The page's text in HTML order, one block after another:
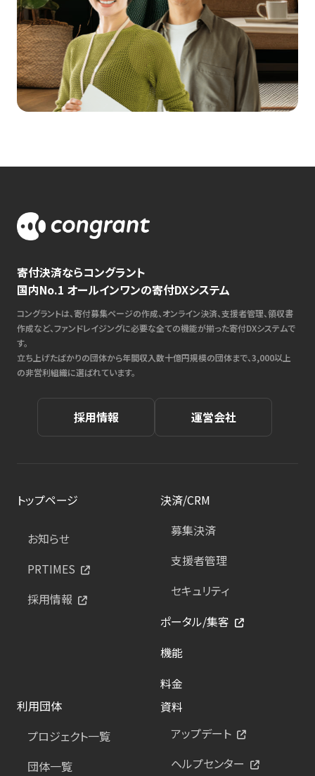
寄付決済ならコングラント
国内No.1 オールインワンの寄付DXシステム
コングラントは、寄付募集ページの作成、オンライン決済、支援者管理、領収書
作成など、ファンドレイジングに必要な全ての機能が揃った寄付DXシステムで
す。
立ち上げたばかりの団体から年間収入数十億円規模の団体まで、3,000以上
の非営利組織に選ばれています。
採用情報 運営会社
トップページ
お知らせ
PRTIMES
採用情報
決済/CRM
募集決済
支援者管理
セキュリティ
ポータル/集客
機能
料金
利用団体
プロジェクト一覧
団体一覧
資料
アップデート
ヘルプセンター